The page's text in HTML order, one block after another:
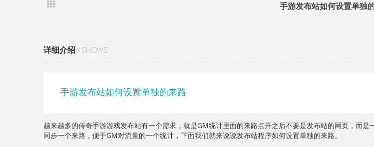
手游发布站如何设置单独
详细介绍 / SHOWS
手游发布站如何设置单独的来路
越来越多的传奇手游游戏发布站有一个需求，就是GM统计里面的来路点开之后不要是发布站的网页，而
同步一个来路，便于GM对流量的一个统计，下面我们就来说说发布站程序如何设置单独的来路。